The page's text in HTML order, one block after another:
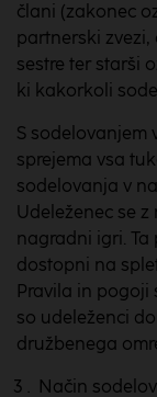
člani (zakonec
partnerski zvezi,
sestre ter starši
ki kakorkoli
S sodelovanjem
sprejema vsa
sodelovanja v
Udeleženec se
nagradni igri.
dostopni na
Pravila in pogoji
so udeleženci
družbenega
Način